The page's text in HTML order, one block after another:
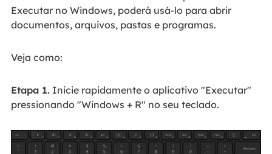
Executar no Windows, poderá usá-lo para abrir
documentos, arquivos, pastas e programas.
Veja como:
Etapa 1.Inicie rapidamente o aplicativo "Executar"
pressionando "Windows + R" no seu teclado.